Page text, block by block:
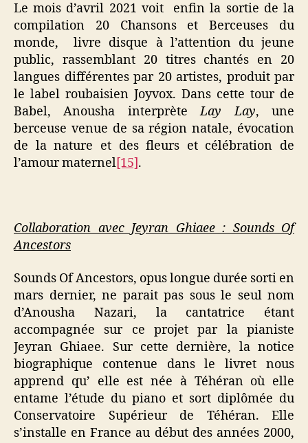
Le mois d’avril 2021 voit enfin la sortie de la
compilation 20 Chansons et Berceuses du
monde, livre disque à l’attention du jeune
public, rassemblant 20 titres chantés en 20
langues différentes par 20 artistes, produit par
le label roubaisien Joyvox. Dans cette tour de
Babel, Anousha interprèteLay Lay, une
berceuse venue de sa région natale, évocation
de la nature et des fleurs et célébration de
l’amour maternel[15].
Collaboration avec Jeyran Ghiaee : Sounds Of
Ancestors
Sounds Of Ancestors, opus longue durée sorti en
mars dernier, ne parait pas sous le seul nom
d’Anousha Nazari, la cantatrice étant
accompagnée sur ce projet par la pianiste
Jeyran Ghiaee. Sur cette dernière, la notice
biographique contenue dans le livret nous
apprend qu’ elle est née à Téhéran où elle
entame l’étude du piano et sort diplômée du
Conservatoire Supérieur de Téhéran. Elle
s’installe en France au début des années 2000,